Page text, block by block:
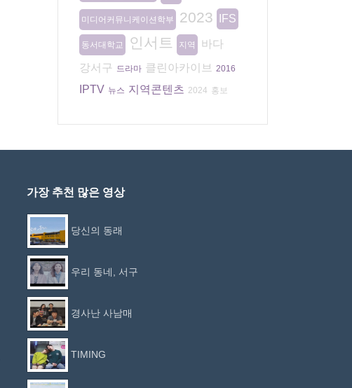
미디어커뮤니케이션학부 2023 IFS
동서대학교 인서트 지역
바다
강서구 드라마 클린아카이브 2016
IPTV 뉴스 지역콘텐츠 2024 홍보
가장 추천 많은 영상
당신의 동래
우리 동네, 서구
경사난 사남매
TIMING